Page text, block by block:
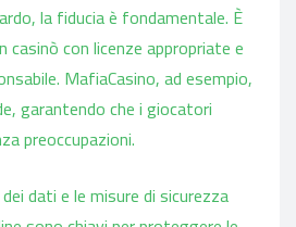
la fiducia è fondamentale. È
casinò con licenze appropriate e
MafiaCasino, ad esempio,
garantendo che i giocatori
preoccupazioni.
dati e le misure di sicurezza